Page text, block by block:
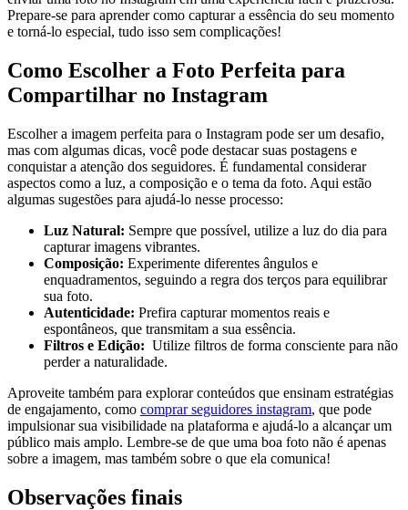
Prepare-se⁣ para aprender como capturar a⁤ essência do seu momento
e torná-lo especial, tudo isso sem complicações!
Como ⁣Escolher a Foto Perfeita para
Compartilhar no Instagram
Escolher a‌ imagem perfeita para o Instagram pode ser um desafio,⁣
mas com ‌algumas dicas,​ você pode destacar⁤ suas postagens e
conquistar a⁤ atenção dos seguidores. ‍É‌ fundamental considerar
aspectos como a‍ luz, ⁢a composição e o⁤ tema da foto. Aqui ​estão
algumas sugestões para ajudá-lo nesse processo:
Luz Natural: Sempre ‌que possível, utilize a luz⁣ do dia para
capturar imagens vibrantes.
Composição: Experimente ⁢diferentes ângulos ⁤e
enquadramentos,⁣ seguindo ⁣a regra dos terços ⁤para ‍equilibrar
sua ⁤foto.
Autenticidade: Prefira ‌capturar momentos reais ⁢e
espontâneos, ⁢que transmitam a ‌sua⁢ essência.
Filtros e Edição: ‍ Utilize filtros de forma consciente para não⁣
perder a naturalidade.
Aproveite também para⁣ explorar conteúdos ‌que ensinam estratégias
de engajamento, ⁣como comprar seguidores ‌instagram, que pode
‌impulsionar sua visibilidade na plataforma e ajudá-lo a alcançar um
⁤público mais amplo. Lembre-se de que uma boa foto‌ não ‍é apenas
sobre a imagem, mas também sobre o que ela comunica!
Observações ‌finais